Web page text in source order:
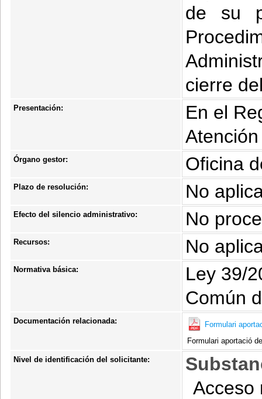
de su
cierre
Presentación:
En el
Órgano gestor: Oficina
Plazo de resolución: No
Efecto del silencio administrativo: No
Recursos: No
Normativa básica:
Ley 39/
Común
Documentación relacionada:
Formulari
Formulari aportació
Nivel de identificación del solicitante:
Acceso